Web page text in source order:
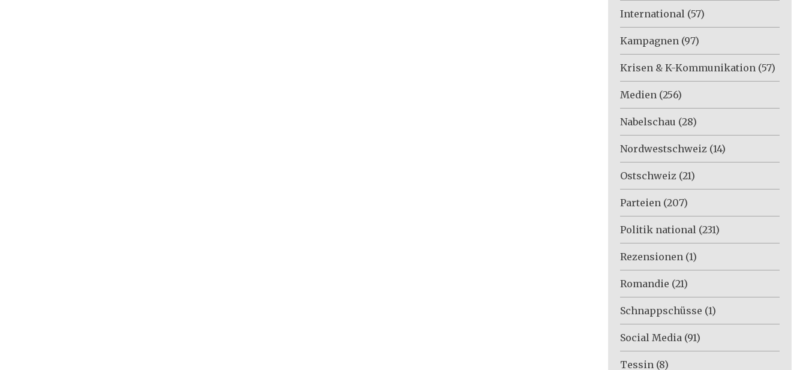
International (57)
Kampagnen (97)
Krisen & K-Kommunikation (57)
Medien (256)
Nabelschau (28)
Nordwestschweiz (14)
Ostschweiz (21)
Parteien (207)
Politik national (231)
Rezensionen (1)
Romandie (21)
Schnappschüsse (1)
Social Media (91)
Tessin (8)